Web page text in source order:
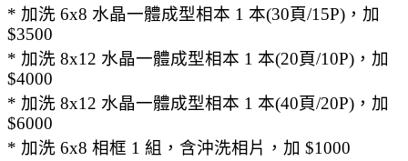
* 加洗 6x8 水晶一體成型相本 1 本(30頁/15P)，加
$3500
* 加洗 8x12 水晶一體成型相本 1 本(20頁/10P)，加
$4000
* 加洗 8x12 水晶一體成型相本 1 本(40頁/20P)，加
$6000
* 加洗 6x8 相框 1 組，含沖洗相片，加 $1000